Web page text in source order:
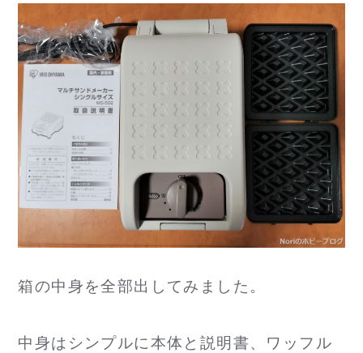
箱の中身を全部出してみました。
中身はシンプルに本体と説明書、ワッフル